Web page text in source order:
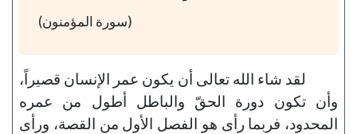
(سورة المؤمنون)
لقد شاء الله تعالى أن يكون عمر الإنسان قصيراً،
وأن تكون دورة الحقّ والباطل أطول من عمره
المحدود، فربما رأى هو الفصل الأول من القصة، ورأى